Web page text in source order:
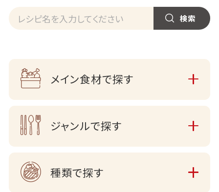
メイン食材で探す
ジャンルで探す
種類で探す